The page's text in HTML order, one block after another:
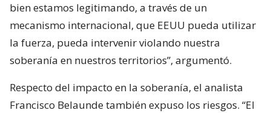
bien estamos legitimando, a través de un
mecanismo internacional, que EEUU pueda utilizar
la fuerza, pueda intervenir violando nuestra
soberanía en nuestros territorios”, argumentó.
Respecto del impacto en la soberanía, el analista
Francisco Belaunde también expuso los riesgos. “El